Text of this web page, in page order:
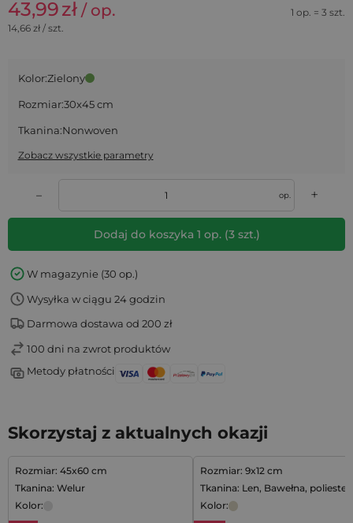
43,99zł / op.
1 op. = 3 szt.
14,66 zł / szt.
Kolor:Zielony
Rozmiar:30x45 cm
Tkanina:Nonwoven
Zobacz wszystkie parametry
– op. +
Dodaj do koszyka 1 op. (3szt.)
W magazynie (30 op.)
Wysyłka w ciągu 24 godzin
Darmowa dostawa od 200 zł
100 dni na zwrot produktów
Metody płatności
Skorzystaj z aktualnych okazji
Rozmiar: 45x60 cm
Tkanina: Welur
Kolor:
Rozmiar: 9x12 cm
Tkanina: Len, Bawełna, poliester
Kolor: